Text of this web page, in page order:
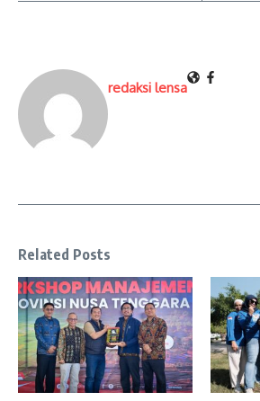
redaksi lensa
Related Posts